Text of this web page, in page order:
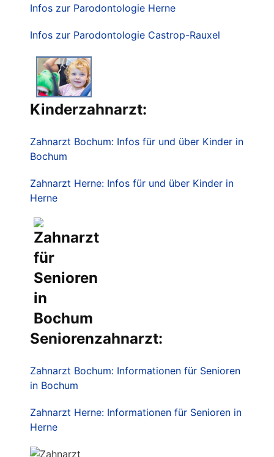
Infos zur Parodontologie Herne
Infos zur Parodontologie Castrop-Rauxel
Kinderzahnarzt:
Zahnarzt Bochum: Infos für und über Kinder in
Bochum
Zahnarzt Herne: Infos für und über Kinder in
Herne
Seniorenzahnarzt:
Zahnarzt Bochum: Informationen für Senioren
in Bochum
Zahnarzt Herne: Informationen für Senioren in
Herne